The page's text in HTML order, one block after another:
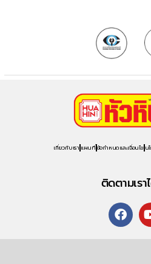
เกี่ยวกับเรา แผนที่ข้อกำหนดและเงื่อนไข น
ติดตามเรา